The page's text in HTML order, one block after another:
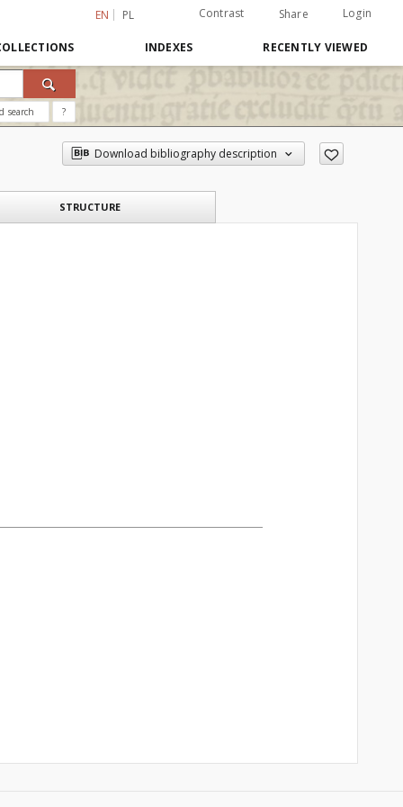
EN PL Contrast Share Login
INDEXES RECENTLY VIEWED
search ?
Download bibliography description
STRUCTURE